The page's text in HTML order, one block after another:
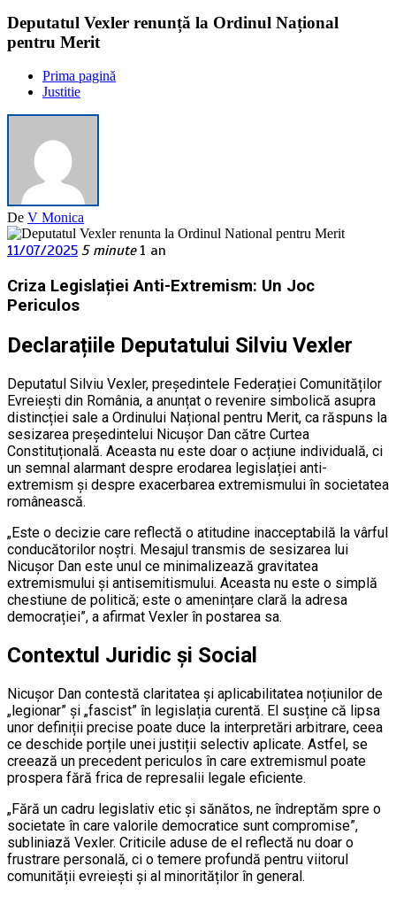
Deputatul Vexler renunță la Ordinul Național
pentru Merit
Prima pagină
Justitie
De V Monica
11/07/2025 5 minute 1 an
Criza Legislației Anti-Extremism: Un Joc
Periculos
Declarațiile Deputatului Silviu Vexler
Deputatul Silviu Vexler, președintele Federației Comunităților
Evreiești din România, a anunțat o revenire simbolică asupra
distincției sale a Ordinului Național pentru Merit, ca răspuns la
sesizarea președintelui Nicușor Dan către Curtea
Constituțională. Aceasta nu este doar o acțiune individuală, ci
un semnal alarmant despre erodarea legislației anti-
extremism și despre exacerbarea extremismului în societatea
românească.
„Este o decizie care reflectă o atitudine inacceptabilă la vârful
conducătorilor noștri. Mesajul transmis de sesizarea lui
Nicușor Dan este unul ce minimalizează gravitatea
extremismului și antisemitismului. Aceasta nu este o simplă
chestiune de politică; este o amenințare clară la adresa
democrației”, a afirmat Vexler în postarea sa.
Contextul Juridic și Social
Nicușor Dan contestă claritatea și aplicabilitatea noțiunilor de
„legionar” și „fascist” în legislația curentă. El susține că lipsa
unor definiții precise poate duce la interpretări arbitrare, ceea
ce deschide porțile unei justiții selectiv aplicate. Astfel, se
creează un precedent periculos în care extremismul poate
prospera fără frica de represalii legale eficiente.
„Fără un cadru legislativ etic și sănătos, ne îndreptăm spre o
societate în care valorile democratice sunt compromise”,
subliniază Vexler. Criticile aduse de el reflectă nu doar o
frustrare personală, ci o temere profundă pentru viitorul
comunității evreiești și al minorităților în general.